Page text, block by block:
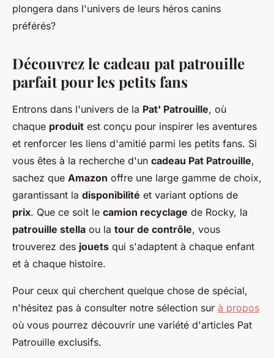
plongera dans l'univers de leurs héros canins
préférés?
Découvrez le cadeau pat patrouille
parfait pour les petits fans
Entrons dans l'univers de la Pat' Patrouille, où
chaque produit est conçu pour inspirer les aventures
et renforcer les liens d'amitié parmi les petits fans. Si
vous êtes à la recherche d'un cadeau Pat Patrouille,
sachez que Amazon offre une large gamme de choix,
garantissant la disponibilité et variant options de
prix. Que ce soit le camion recyclage de Rocky, la
patrouille stella ou la tour de contrôle, vous
trouverez des jouets qui s'adaptent à chaque enfant
et à chaque histoire.
Pour ceux qui cherchent quelque chose de spécial,
n'hésitez pas à consulter notre sélection sur à propos
où vous pourrez découvrir une variété d'articles Pat
Patrouille exclusifs.